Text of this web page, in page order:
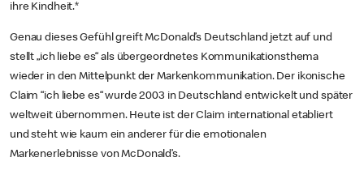
ihre Kindheit.*
Genau dieses Gefühl greift McDonald’s Deutschland jetzt auf und
stellt „ich liebe es“ als übergeordnetes Kommunikationsthema
wieder in den Mittelpunkt der Markenkommunikation. Der ikonische
Claim “ich liebe es“ wurde 2003 in Deutschland entwickelt und später
weltweit übernommen. Heute ist der Claim international etabliert
und steht wie kaum ein anderer für die emotionalen
Markenerlebnisse von McDonald’s.